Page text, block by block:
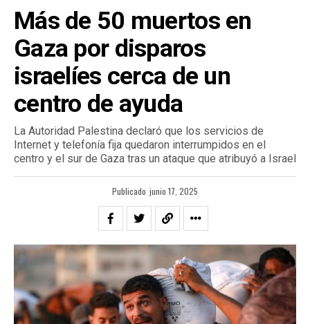
Más de 50 muertos en
Gaza por disparos
israelíes cerca de un
centro de ayuda
La Autoridad Palestina declaró que los servicios de
Internet y telefonía fija quedaron interrumpidos en el
centro y el sur de Gaza tras un ataque que atribuyó a Israel
Publicado junio 17, 2025